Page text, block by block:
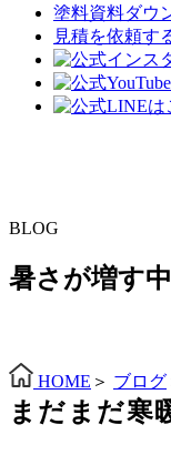
塗料資料ダウ
見積を依頼す
BLOG
暑さが増す
HOME ＞ ブログ
まだまだ寒